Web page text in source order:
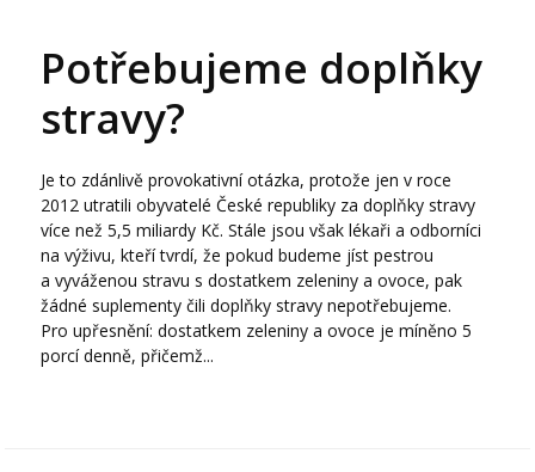
Potřebujeme doplňky
stravy?
Je to zdánlivě provokativní otázka, protože jen v roce
2012 utratili obyvatelé České republiky za doplňky stravy
více než 5,5 miliardy Kč. Stále jsou však lékaři a odborníci
na výživu, kteří tvrdí, že pokud budeme jíst pestrou
a vyváženou stravu s dostatkem zeleniny a ovoce, pak
žádné suplementy čili doplňky stravy nepotřebujeme.
Pro upřesnění: dostatkem zeleniny a ovoce je míněno 5
porcí denně, přičemž...